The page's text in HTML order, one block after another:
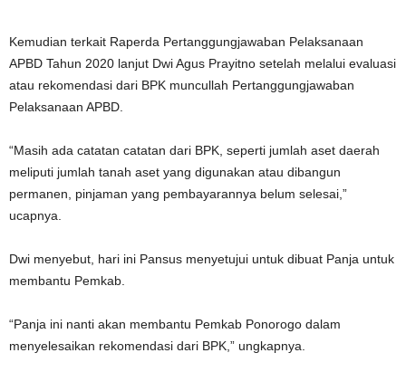
Kemudian terkait Raperda Pertanggungjawaban Pelaksanaan
APBD Tahun 2020 lanjut Dwi Agus Prayitno setelah melalui evaluasi
atau rekomendasi dari BPK muncullah Pertanggungjawaban
Pelaksanaan APBD.
“Masih ada catatan catatan dari BPK, seperti jumlah aset daerah
meliputi jumlah tanah aset yang digunakan atau dibangun
permanen, pinjaman yang pembayarannya belum selesai,”
ucapnya.
Dwi menyebut, hari ini Pansus menyetujui untuk dibuat Panja untuk
membantu Pemkab.
“Panja ini nanti akan membantu Pemkab Ponorogo dalam
menyelesaikan rekomendasi dari BPK,” ungkapnya.